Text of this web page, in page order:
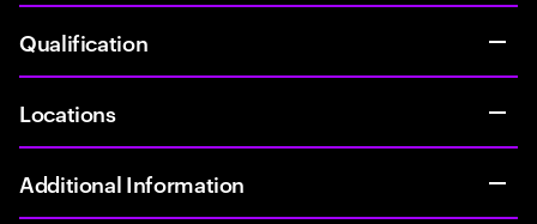
Qualification
Locations
Additional Information